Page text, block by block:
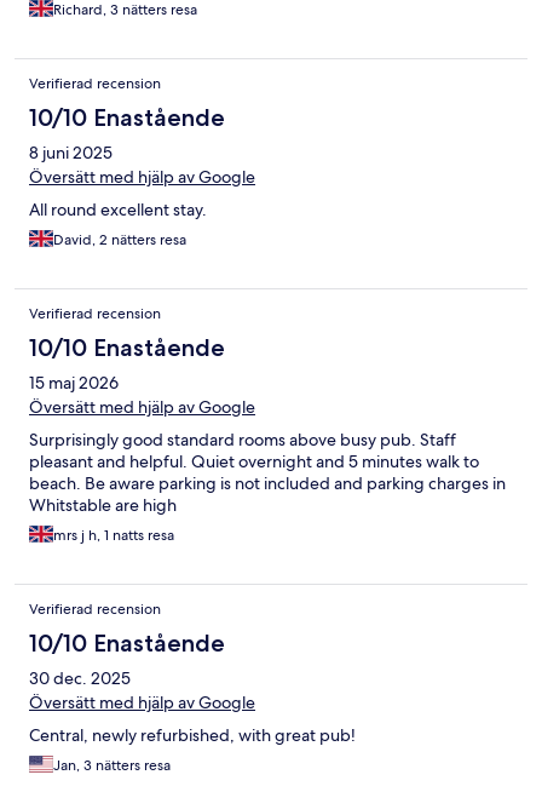
Richard, 3 nätters resa
Verifierad recension
10/10 Enastående
8 juni 2025
Översätt med hjälp av Google
All round excellent stay.
David, 2 nätters resa
Verifierad recension
10/10 Enastående
15 maj 2026
Översätt med hjälp av Google
Surprisingly good standard rooms above busy pub. Staff
pleasant and helpful. Quiet overnight and 5 minutes walk to
beach. Be aware parking is not included and parking charges in
Whitstable are high
mrs j h, 1 natts resa
Verifierad recension
10/10 Enastående
30 dec. 2025
Översätt med hjälp av Google
Central, newly refurbished, with great pub!
Jan, 3 nätters resa